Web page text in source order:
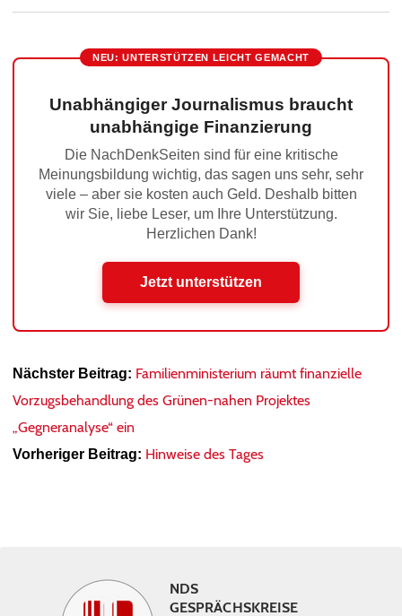
NEU: UNTERSTÜTZEN LEICHT GEMACHT
Unabhängiger Journalismus braucht
unabhängige Finanzierung
Die NachDenkSeiten sind für eine kritische
Meinungsbildung wichtig, das sagen uns sehr, sehr
viele – aber sie kosten auch Geld. Deshalb bitten
wir Sie, liebe Leser, um Ihre Unterstützung.
Herzlichen Dank!
Jetzt unterstützen
Nächster Beitrag: Familienministerium räumt finanzielle
Vorzugsbehandlung des Grünen-nahen Projektes
„Gegneranalyse“ ein
Vorheriger Beitrag: Hinweise des Tages
NDS
GESPRÄCHSKREISE